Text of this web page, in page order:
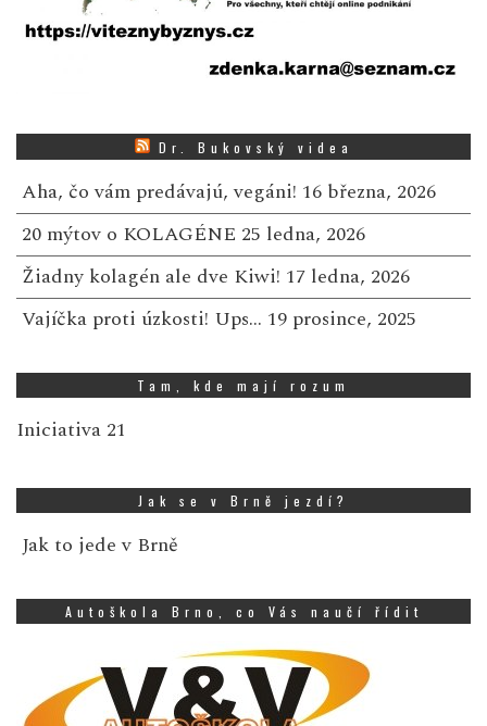
Dr. Bukovský videa
Aha, čo vám predávajú, vegáni! 16 března, 2026
20 mýtov o KOLAGÉNE 25 ledna, 2026
Žiadny kolagén ale dve Kiwi! 17 ledna, 2026
Vajíčka proti úzkosti! Ups… 19 prosince, 2025
Tam, kde mají rozum
Iniciativa 21
Jak se v Brně jezdí?
Jak to jede v Brně
Autoškola Brno, co Vás naučí řídit